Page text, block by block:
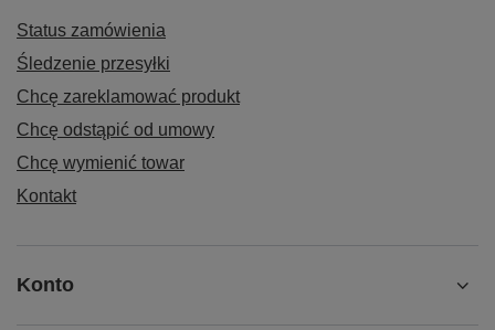
Status zamówienia
Śledzenie przesyłki
Chcę zareklamować produkt
Chcę odstąpić od umowy
Chcę wymienić towar
Kontakt
Konto